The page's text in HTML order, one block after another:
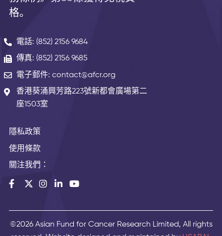
格。
電話: (852) 2156 9684
傳真: (852) 2156 9685
電子郵件: contact@afcr.org
香港葵涌興芳路223號新都會廣場第二
座1503室
隱私政策
使用條款
關注我們：
©2026 Asian Fund for Cancer Research Limited, All rights